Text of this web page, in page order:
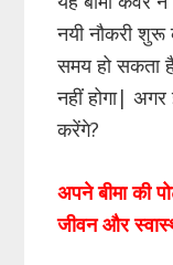
नयी नौकरी
समय हो सकता
नहीं होगा|
करेंगे?
अपने बीमा की
जीवन और